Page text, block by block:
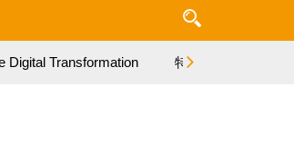
Digital Transformation 特集